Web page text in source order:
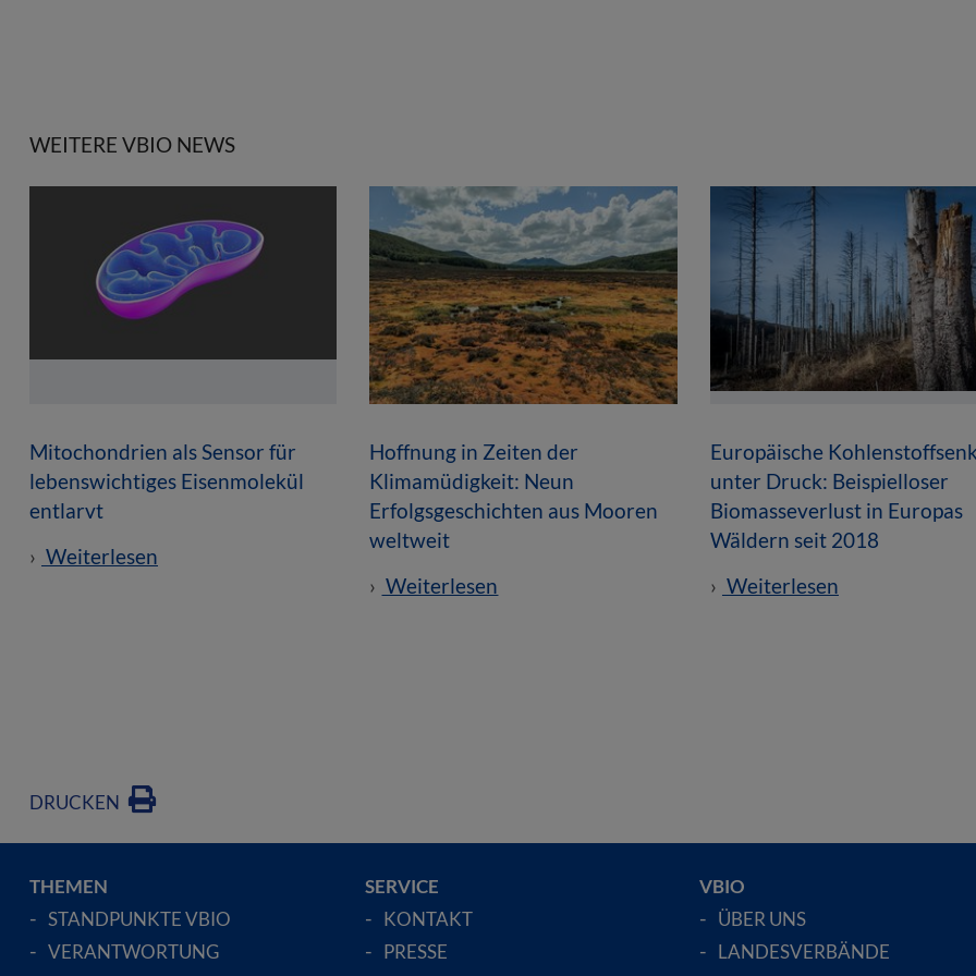
WEITERE VBIO NEWS
Mitochondrien als Sensor für
lebenswichtiges Eisenmolekül
entlarvt
Weiterlesen
Hoffnung in Zeiten der
Klimamüdigkeit: Neun
Erfolgsgeschichten aus Mooren
weltweit
Weiterlesen
Europäische
unter Druck: Beispielloser
Biomasseverlust in Europas
Wäldern seit 2018
Weiterlesen
DRUCKEN
THEMEN
STANDPUNKTE VBIO
VERANTWORTUNG
SERVICE
KONTAKT
PRESSE
VBIO
ÜBER UNS
LANDESVERBÄNDE